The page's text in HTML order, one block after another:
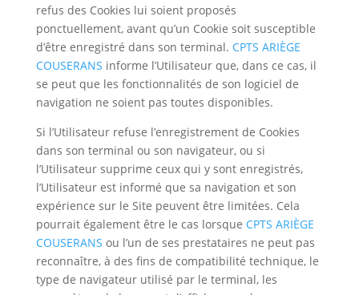
refus des Cookies lui soient proposés
ponctuellement, avant qu’un Cookie soit susceptible
d’être enregistré dans son terminal. CPTS ARIÈGE
COUSERANS informe l’Utilisateur que, dans ce cas, il
se peut que les fonctionnalités de son logiciel de
navigation ne soient pas toutes disponibles.
Si l’Utilisateur refuse l’enregistrement de Cookies
dans son terminal ou son navigateur, ou si
l’Utilisateur supprime ceux qui y sont enregistrés,
l’Utilisateur est informé que sa navigation et son
expérience sur le Site peuvent être limitées. Cela
pourrait également être le cas lorsque CPTS ARIÈGE
COUSERANS ou l’un de ses prestataires ne peut pas
reconnaître, à des fins de compatibilité technique, le
type de navigateur utilisé par le terminal, les